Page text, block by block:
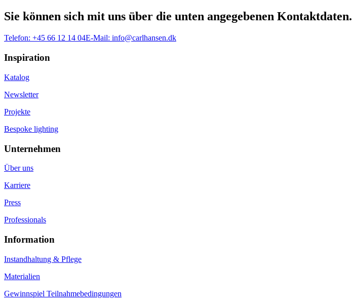
Sie können sich mit uns über die unten angegebenen Kontaktdaten.
Telefon: +45 66 12 14 04E-Mail: info@carlhansen.dk
Inspiration
Katalog
Newsletter
Projekte
Bespoke lighting
Unternehmen
Über uns
Karriere
Press
Professionals
Information
Instandhaltung & Pflege
Materialien
Gewinnspiel Teilnahmebedingungen